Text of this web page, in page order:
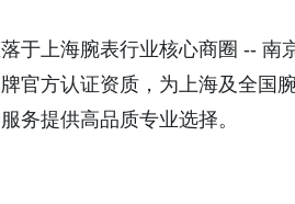
于上海腕表行业核心商圈 --
官方认证资质，为上海及全国
务提供高品质专业选择。